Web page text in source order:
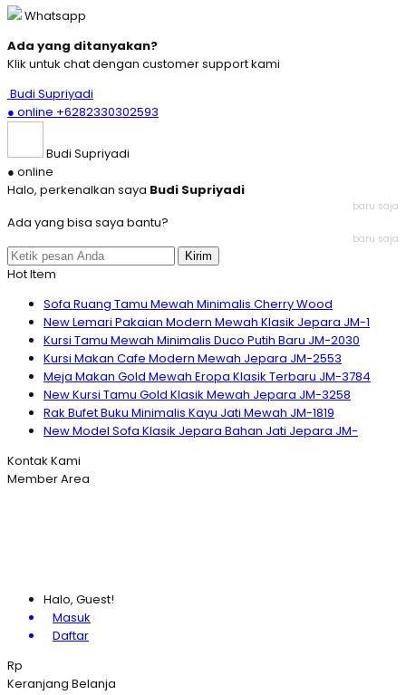
Whatsapp
Ada yang ditanyakan?
Klik untuk chat dengan customer support kami
Budi Supriyadi
● online +6282330302593
Budi Supriyadi
● online
Halo, perkenalkan saya Budi Supriyadi
baru saja
Ada yang bisa saya bantu?
baru saja
Kirim
Hot Item
Sofa Ruang Tamu Mewah Minimalis Cherry Wood
New Lemari Pakaian Modern Mewah Klasik Jepara JM-1
Kursi Tamu Mewah Minimalis Duco Putih Baru JM-2030
Kursi Makan Cafe Modern Mewah Jepara JM-2553
Meja Makan Gold Mewah Eropa Klasik Terbaru JM-3784
New Kursi Tamu Gold Klasik Mewah Jepara JM-3258
Rak Bufet Buku Minimalis Kayu Jati Mewah JM-1819
New Model Sofa Klasik Jepara Bahan Jati Jepara JM-
Kontak Kami
Member Area
Halo, Guest!
Masuk
Daftar
Rp
Keranjang Belanja